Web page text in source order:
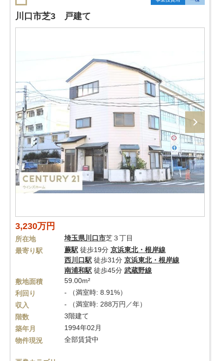
川口市芝3 戸建て
3,230万円
所在地 埼玉県川口市芝３丁目
最寄り駅
蕨駅 徒歩19分 京浜東北・根岸線
西川口駅 徒歩31分 京浜東北・根岸線
南浦和駅 徒歩45分 武蔵野線
敷地面積
59.00m²
利回り
- （満室時: 8.91%）
収入
- （満室時: 288万円／年）
階数
3階建て
築年月
1994年02月
物件現況
全部賃貸中